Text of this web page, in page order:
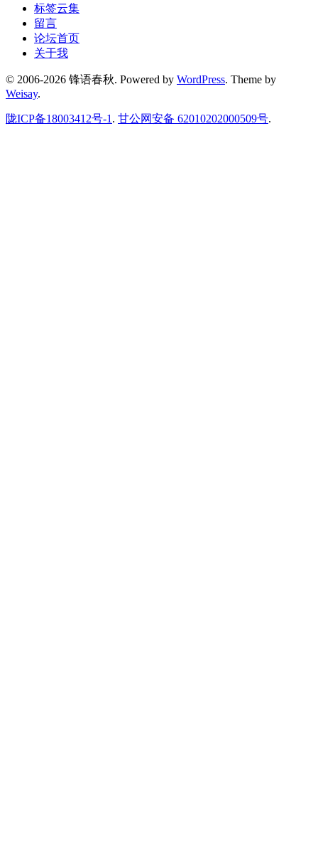
标签云集
留言
论坛首页
关于我
© 2006-2026 锋语春秋. Powered by WordPress. Theme by
Weisay.
陇ICP备18003412号-1 . 甘公网安备 62010202000509号.